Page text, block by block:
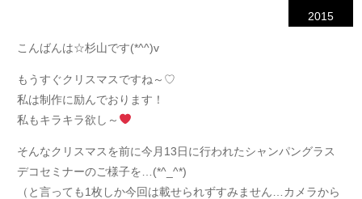
2015
こんばんは☆杉山です(*^^)v
もうすぐクリスマスですね～♡
私は制作に励んでおります！
私もキラキラ欲し～
そんなクリスマスを前に今月13日に行われたシャンパングラス
デコセミナーのご様子を…(*^_^*)
（と言っても1枚しか今回は載せられずすみません…カメラから